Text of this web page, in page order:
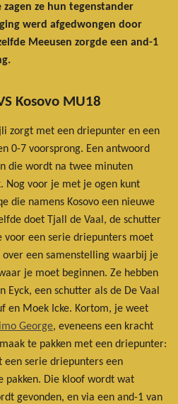
ze hun tegenstander
werd afgedwongen door
Meeusen zorgde een and-1
Kosovo MU18
zorgt met een driepunter en een
0-7 voorsprong. Een antwoord
die wordt na twee minuten
Nog voor je met je ogen kunt
die namens Kosovo een nieuwe
doet Tjall de Vaal, de schutter
voor een serie driepunters moet
over een samenstelling waarbij je
je moet beginnen. Ze hebben
Eyck, een schutter als de De Vaal
en Moek Icke. Kortom, je weet
George, eveneens een kracht
te pakken met een driepunter:
een serie driepunters een
pakken. Die kloof wordt wat
gevonden, en via een and-1 van